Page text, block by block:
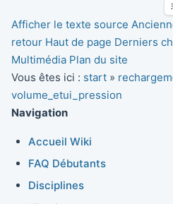
Afficher le texte source
retour Haut de page Derniers
Multimédia Plan du site
Vous êtes ici : start »
volume_etui_pression
Navigation
Accueil Wiki
FAQ Débutants
Disciplines